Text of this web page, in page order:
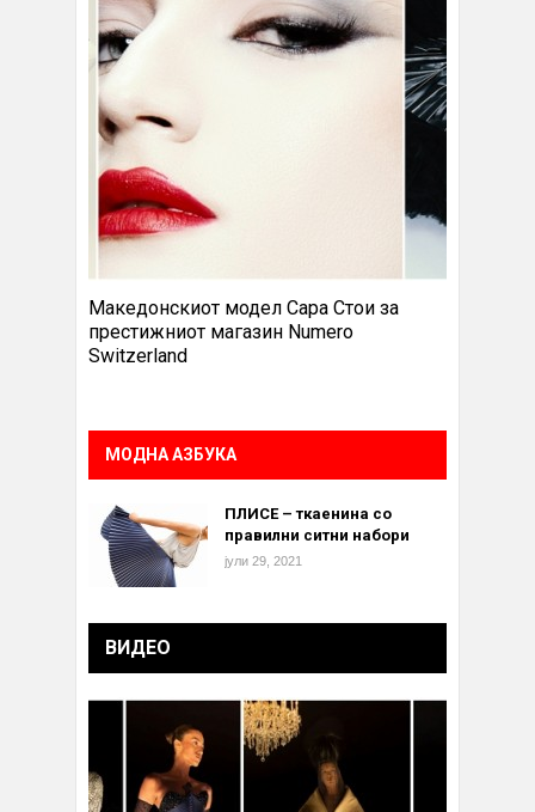
Македонскиот модел Сара Стои за
престижниот магазин Numero
Switzerland
МОДНА АЗБУКА
ПЛИСЕ – ткаенина со
правилни ситни набори
јули 29, 2021
ВИДЕО